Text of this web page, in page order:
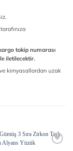
tarafınıza
takip numarası
iletilecektir.
kimyasallardan uzak